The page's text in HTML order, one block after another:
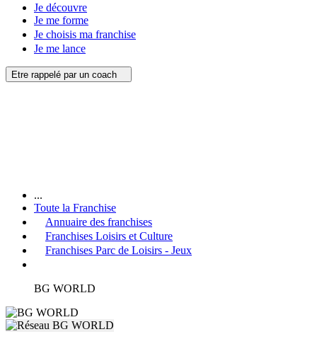
Je découvre
Je me forme
Je choisis ma franchise
Je me lance
Etre rappelé par un coach
...
Toute la Franchise
Annuaire des franchises
Franchises Loisirs et Culture
Franchises Parc de Loisirs - Jeux
BG WORLD